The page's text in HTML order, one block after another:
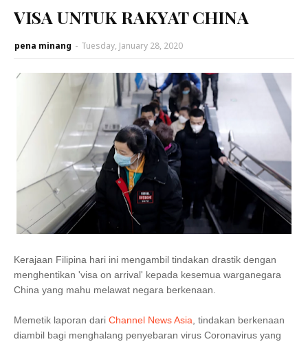
VISA UNTUK RAKYAT CHINA
pena minang - Tuesday, January 28, 2020
Kerajaan Filipina hari ini mengambil tindakan drastik dengan
menghentikan 'visa on arrival' kepada kesemua warganegara
China yang mahu melawat negara berkenaan.
Memetik laporan dari Channel News Asia , tindakan berkenaan
diambil bagi menghalang penyebaran virus Coronavirus yang